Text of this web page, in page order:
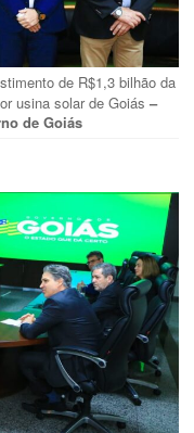
de R$1,3 bilhão da
usina solar de Goiás –
de Goiás